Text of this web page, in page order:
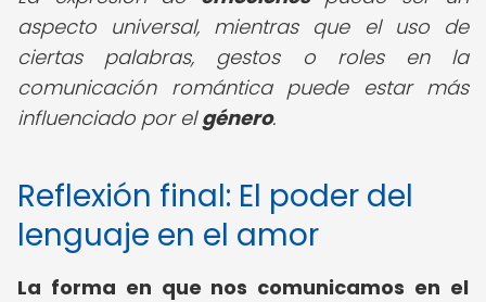
aspecto universal, mientras que el uso de
ciertas palabras, gestos o roles en la
comunicación romántica puede estar más
influenciado por elgénero.
Reflexión final: El poder del
lenguaje en el amor
La forma en que nos comunicamos en el